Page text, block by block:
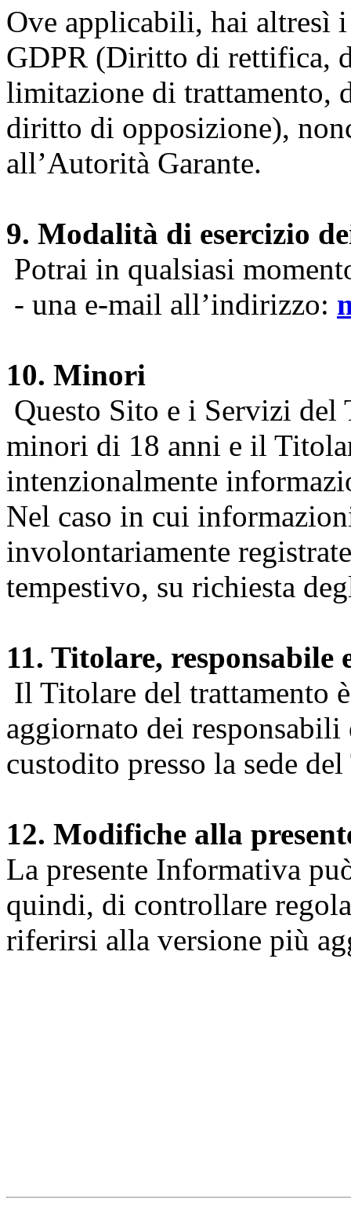
Ove applicabili, hai
GDPR (Diritto di rettifica,
limitazione di trattamento,
diritto di opposizione),
all’Autorità Garante.
9. Modalità di esercizio
Potrai in qualsiasi
- una e-mail all’indirizzo:
10. Minori
Questo Sito e i Servizi del
minori di 18 anni e il
intenzionalmente
Nel caso in cui
involontariamente
tempestivo, su richiesta
11. Titolare, responsabile
Il Titolare del trattamento
aggiornato dei
custodito presso la sede
12. Modifiche alla
La presente Informativa
quindi, di controllare
riferirsi alla versione più